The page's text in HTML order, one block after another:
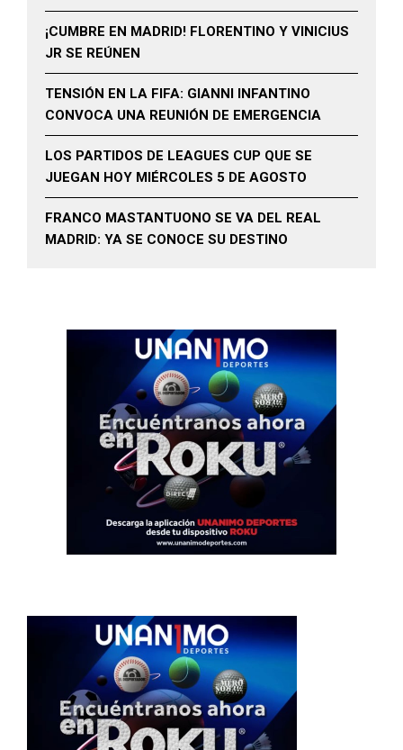
¡CUMBRE EN MADRID! FLORENTINO Y VINICIUS
JR SE REÚNEN
TENSIÓN EN LA FIFA: GIANNI INFANTINO
CONVOCA UNA REUNIÓN DE EMERGENCIA
LOS PARTIDOS DE LEAGUES CUP QUE SE
JUEGAN HOY MIÉRCOLES 5 DE AGOSTO
FRANCO MASTANTUONO SE VA DEL REAL
MADRID: YA SE CONOCE SU DESTINO